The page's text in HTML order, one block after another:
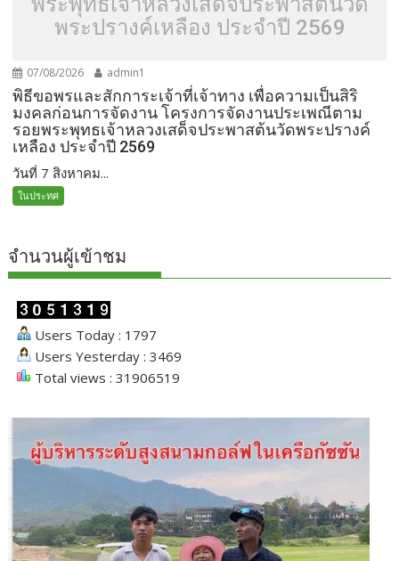
พระปรางค์เหลือง ประจำปี 2569
07/08/2026 admin1
พิธีขอพรและสักการะเจ้าที่เจ้าทาง เพื่อความเป็นสิริ
มงคลก่อนการจัดงาน โครงการจัดงานประเพณีตาม
รอยพระพุทธเจ้าหลวงเสด็จประพาสต้นวัดพระปรางค์
เหลือง ประจำปี 2569
วันที่ 7 สิงหาคม...
ในประทศ
จำนวนผู้เข้าชม
Users Today : 1797
Users Yesterday : 3469
Total views : 31906519